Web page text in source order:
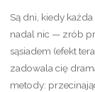
Są dni, kiedy
nadal nic — zrób
sąsiadem (efekt
zadowala cię
metody: